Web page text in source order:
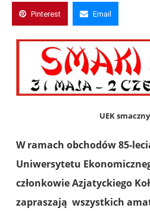
Pinterest Email
UEK
W ramach obchodów 85-
Uniwersytetu
członkowie Azjatyckiego
zapraszają wszystkich